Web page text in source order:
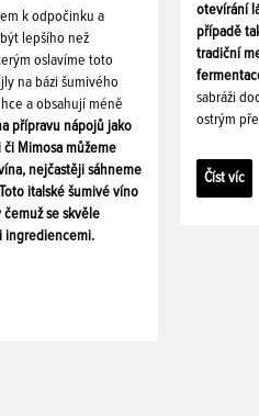
k odpočinku a
lepšího než
oslavíme toto
na bázi šumivého
a obsahují méně
přípravu nápojů jako
Mimosa můžeme
nejčastěji sáhneme
italské šumivé víno
se skvěle
ingrediencemi.
otevírání
případě
tradiční
sabráži
ostrým
Číst víc